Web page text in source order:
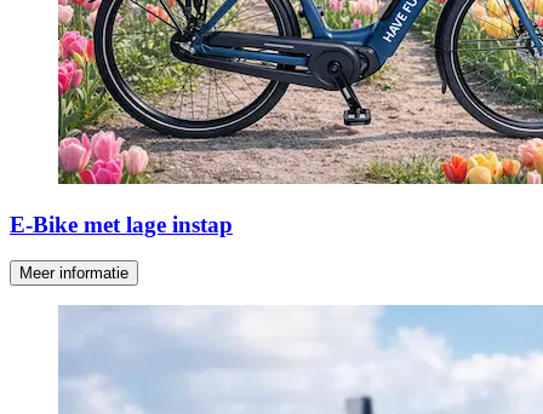
E-Bike met lage instap
Meer informatie